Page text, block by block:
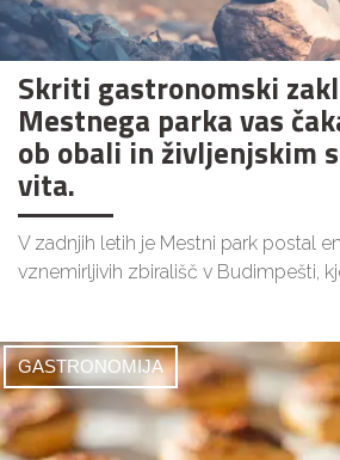
Skriti gastronomski
Mestnega parka vas
ob obali in življenjskim
vita.
V zadnjih letih je Mestni park postal
vznemirljivih zbirališč v Budimpešti,
GASTRONOMIJA